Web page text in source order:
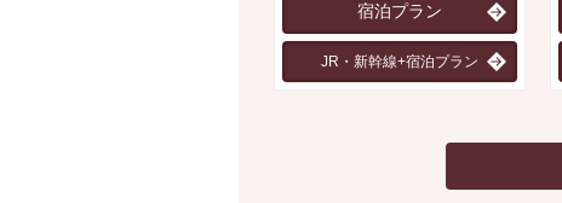
宿泊プラン
JR・新幹線+宿泊プラン